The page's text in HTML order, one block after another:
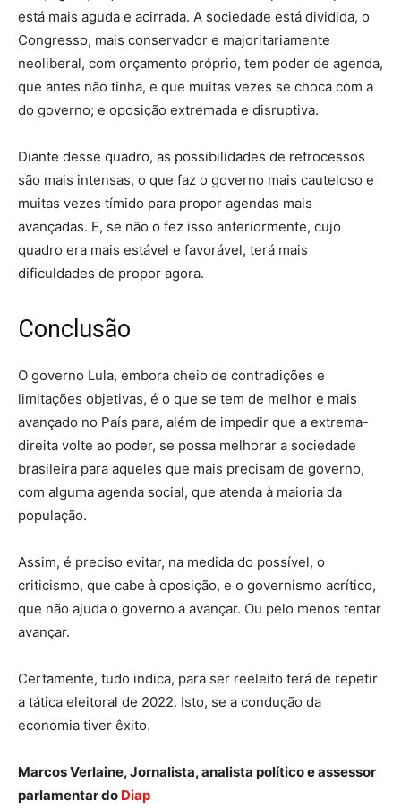
está mais aguda e acirrada. A sociedade está dividida, o
Congresso, mais conservador e majoritariamente
neoliberal, com orçamento próprio, tem poder de agenda,
que antes não tinha, e que muitas vezes se choca com a
do governo; e oposição extremada e disruptiva.
Diante desse quadro, as possibilidades de retrocessos
são mais intensas, o que faz o governo mais cauteloso e
muitas vezes tímido para propor agendas mais
avançadas. E, se não o fez isso anteriormente, cujo
quadro era mais estável e favorável, terá mais
dificuldades de propor agora.
Conclusão
O governo Lula, embora cheio de contradições e
limitações objetivas, é o que se tem de melhor e mais
avançado no País para, além de impedir que a extrema-
direita volte ao poder, se possa melhorar a sociedade
brasileira para aqueles que mais precisam de governo,
com alguma agenda social, que atenda à maioria da
população.
Assim, é preciso evitar, na medida do possível, o
criticismo, que cabe à oposição, e o governismo acrítico,
que não ajuda o governo a avançar. Ou pelo menos tentar
avançar.
Certamente, tudo indica, para ser reeleito terá de repetir
a tática eleitoral de 2022. Isto, se a condução da
economia tiver êxito.
Marcos Verlaine, Jornalista, analista político e assessor
parlamentar do Diap